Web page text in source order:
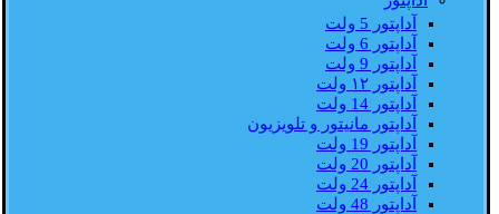
آداپتور 5 ولت
آداپتور 6 ولت
آداپتور 9 ولت
آداپتور ۱۲ ولت
آداپتور 14 ولت
آداپتور مانیتور و تلویزیون
آداپتور 19 ولت
آداپتور 20 ولت
آداپتور 24 ولت
آداپتور 48 ولت